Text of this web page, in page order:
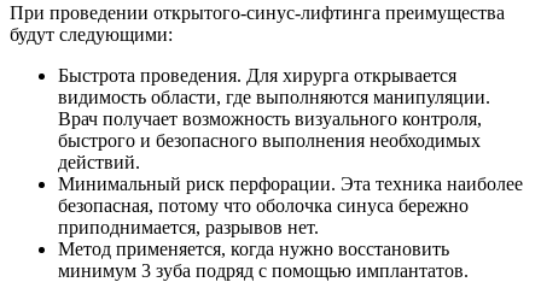
При проведении открытого-синус-лифтинга преимущества
будут следующими:
Быстрота проведения. Для хирурга открывается
видимость области, где выполняются манипуляции.
Врач получает возможность визуального контроля,
быстрого и безопасного выполнения необходимых
действий.
Минимальный риск перфорации. Эта техника наиболее
безопасная, потому что оболочка синуса бережно
приподнимается, разрывов нет.
Метод применяется, когда нужно восстановить
минимум 3 зуба подряд с помощью имплантатов.